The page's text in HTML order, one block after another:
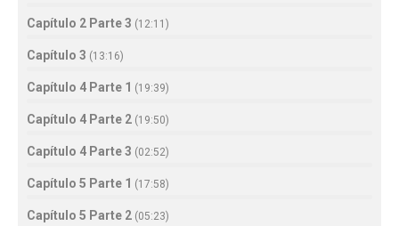
Capítulo 2 Parte 3 (12:11 )
Capítulo 3 (13:16)
Capítulo 4 Parte 1 (19:39)
Capítulo 4 Parte 2 (19:50)
Capítulo 4 Parte 3 (02:52)
Capítulo 5 Parte 1 (17:58)
Capítulo 5 Parte 2 (05:23)